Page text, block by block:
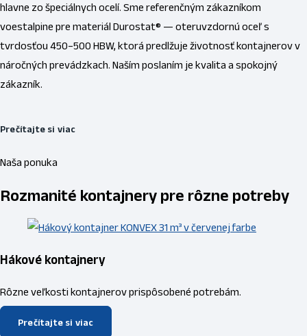
hlavne zo špeciálnych ocelí. Sme referenčným zákazníkom
voestalpine pre materiál Durostat® — oteruvzdornú oceľ s
tvrdosťou 450–500 HBW, ktorá predlžuje životnosť kontajnerov v
náročných prevádzkach. Naším poslaním je kvalita a spokojný
zákazník.
Prečítajte si viac
Naša ponuka
Rozmanité kontajnery pre rôzne potreby
Hákové kontajnery
Rôzne veľkosti kontajnerov prispôsobené potrebám.
Prečítajte si viac